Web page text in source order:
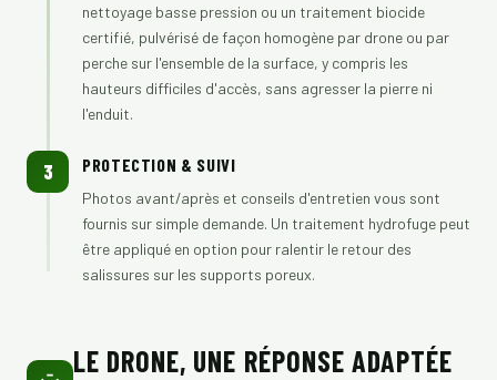
nettoyage basse pression ou un traitement biocide
certifié, pulvérisé de façon homogène par drone ou par
perche sur l'ensemble de la surface, y compris les
hauteurs difficiles d'accès, sans agresser la pierre ni
l'enduit.
3 PROTECTION & SUIVI
Photos avant/après et conseils d'entretien vous sont
fournis sur simple demande. Un traitement hydrofuge peut
être appliqué en option pour ralentir le retour des
salissures sur les supports poreux.
LE DRONE, UNE RÉPONSE ADAPTÉE